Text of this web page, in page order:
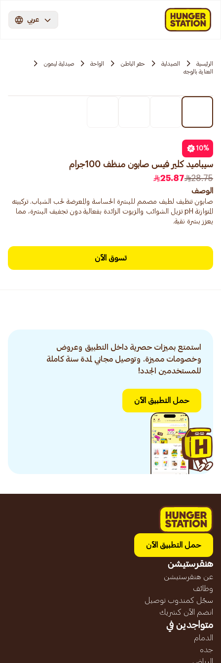
عربي
الرئيسية الصيدلية حفر الباطن الواحة
صيدلية ليمون
العناية بالوجه
10%
سيباميد كلير فيس صابون منظف 100جرام
28.75
25.87
الوصف
صابون تنظيف لطيف مصمم للبشرة الحساسة والمعرضة لحب الشباب. تركيبته
المتوازنة pH تزيل الشوائب والزيوت الزائدة بفعالية دون تجفيف البشرة، مما
يعزز بشرة نقية.
تسوق الآن
استمتع بميزات حصرية داخل التطبيق وعروض
وخصومات مميزة. وتوصيل مجاني لمدة سنة كاملة
للمستخدمين الجدد!
حمل التطبيق الآن
حمل التطبيق الآن
هنقرستيشن
عن هنقرستيشن
وظائف
سجّل كمندوب توصيل
انضم الآن كشريك
متواجدين في
الدمام
جده